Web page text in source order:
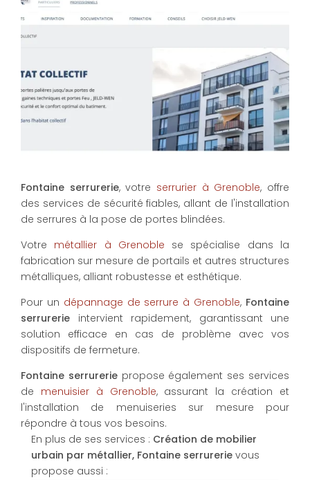
Fontaine serrurerie, votre serrurier à Grenoble, offre
des services de sécurité fiables, allant de l'installation
de serrures à la pose de portes blindées.
Votre métallier à Grenoble se spécialise dans la
fabrication sur mesure de portails et autres structures
métalliques, alliant robustesse et esthétique.
Pour un dépannage de serrure à Grenoble, Fontaine
serrurerie intervient rapidement, garantissant une
solution efficace en cas de problème avec vos
dispositifs de fermeture.
Fontaine serrureriepropose également ses services
de menuisier à Grenoble, assurant la création et
l'installation de menuiseries sur mesure pour
répondre à tous vos besoins.
En plus de ses services : Création de mobilier
urbain par métallier, Fontaine serrurerie vous
propose aussi :